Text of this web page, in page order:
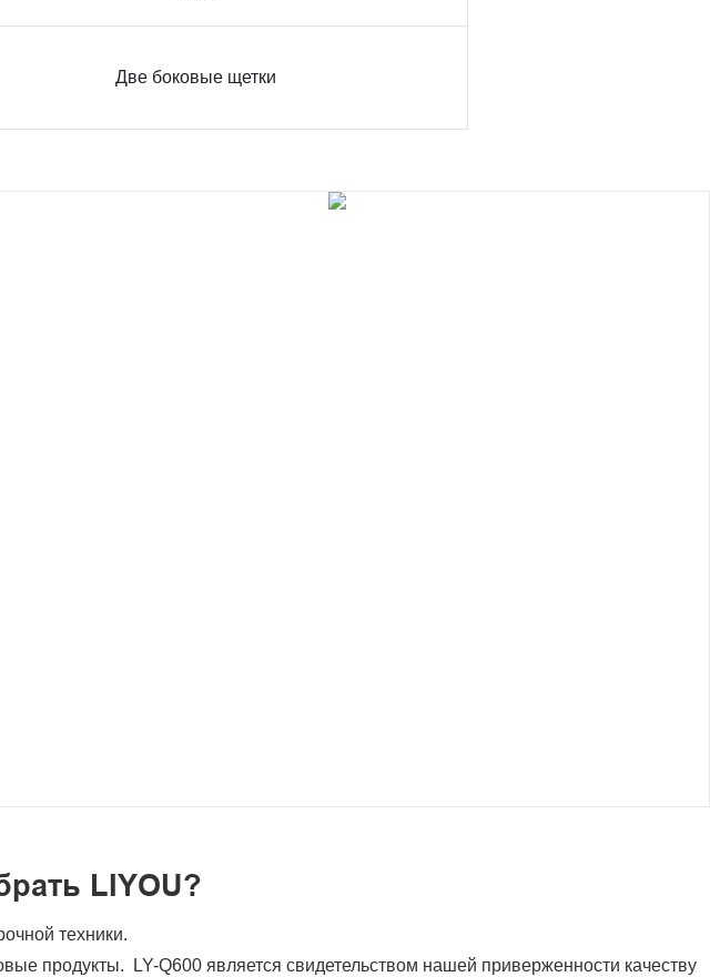
Две боковые щетки
LIYOU?
техники.
продукты. LY-Q600 является свидетельством нашей приверженности качеству